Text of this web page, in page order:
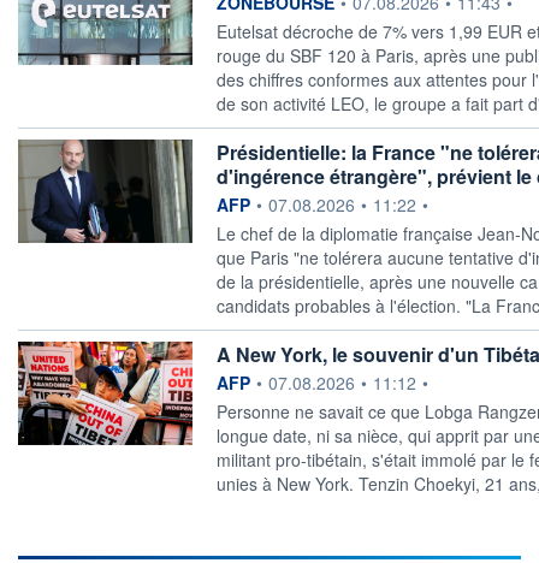
Eutelsat décroche de 7% vers 1,99 EUR
rouge du SBF 120 à Paris, après une
des chiffres conformes aux attentes pour
de son activité LEO, le groupe a fait part
Présidentielle: la France "ne
d'ingérence étrangère", prévient le
information fournie par
AFP • 07.08.2026 • 11:22 •
Le chef de la diplomatie française Jean-
que Paris "ne tolérera aucune tentative
de la présidentielle, après une nouvelle
candidats probables à l'élection. "La
A New York, le souvenir d'un
information fournie par
AFP • 07.08.2026 • 11:12 •
Personne ne savait ce que Lobga
longue date, ni sa nièce, qui apprit par
militant pro-tibétain, s'était immolé par le
unies à New York. Tenzin Choekyi, 21